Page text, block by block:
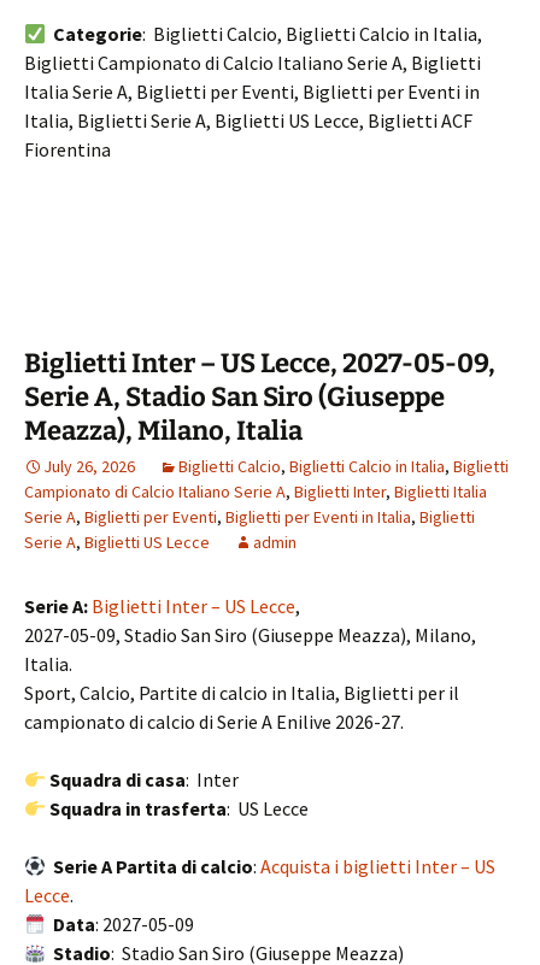
Categorie: Biglietti Calcio, Biglietti Calcio in Italia,
Biglietti Campionato di Calcio Italiano Serie A, Biglietti
Italia Serie A, Biglietti per Eventi, Biglietti per Eventi in
Italia, Biglietti Serie A, Biglietti US Lecce, Biglietti ACF
Fiorentina
Biglietti Inter – US Lecce, 2027-05-09,
Serie A, Stadio San Siro (Giuseppe
Meazza), Milano, Italia
July 26, 2026 Biglietti Calcio, Biglietti Calcio in Italia, Biglietti
Campionato di Calcio Italiano Serie A, Biglietti Inter, Biglietti Italia
Serie A, Biglietti per Eventi, Biglietti per Eventi in Italia, Biglietti
Serie A, Biglietti US Lecce admin
Serie A: Biglietti Inter – US Lecce,
2027-05-09, Stadio San Siro (Giuseppe Meazza), Milano,
Italia.
Sport, Calcio, Partite di calcio in Italia, Biglietti per il
campionato di calcio di Serie A Enilive 2026-27.
Squadra di casa: Inter
Squadra in trasferta: US Lecce
Serie A Partita di calcio:Acquista i biglietti Inter – US
Lecce.
Data: 2027-05-09
Stadio: Stadio San Siro (Giuseppe Meazza)